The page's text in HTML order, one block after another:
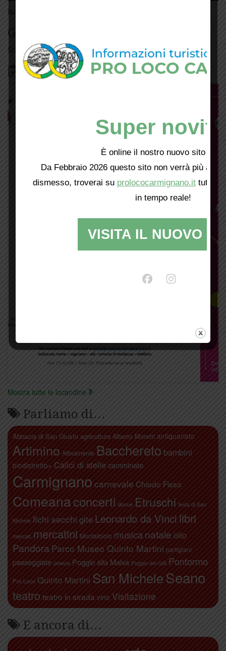
Iscriviti
Giorno per giorno a Carmignano
Scopri tutti gli eventiqui
Bacheca
Mostra tutte le locandine
Parliamo di…
Abbazia di San Giusto agricoltura Alberto Moretti antiquariato
Artimino Attivamente Bacchereto bambini
biodistretto+ Calici di stelle camminate
Carmignano carnevale Chiodo Fisso
Comeanaconcerti donne Etruschi festa di San
Michele fichi secchi gite Leonardo da Vinci libri
mercati mercatini Montalbiolo musica natale olio
Pandora Parco Museo Quinto Martini partigiani
passeggiate poesia Poggio alla Malva Poggio dei colli Pontormo
Pro Loco Quinto Martini San MicheleSeano
teatro teatro in strada vino Visitazione
E ancora di…
Super
È online il nostro nuovo sito web!
Da Febbraio 2026 questo sito non verrà più
dismesso, troverai su prolococarmignano.it tutti i
in tempo reale!
VISITA IL NUOVO